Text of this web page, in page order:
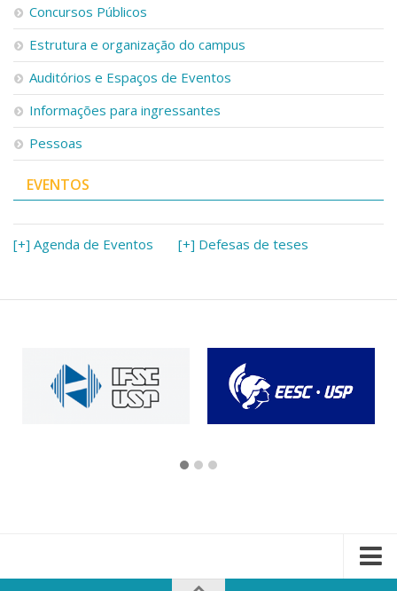
Concursos Públicos
Estrutura e organização do campus
Auditórios e Espaços de Eventos
Informações para ingressantes
Pessoas
EVENTOS
[+] Agenda de Eventos [+] Defesas de teses